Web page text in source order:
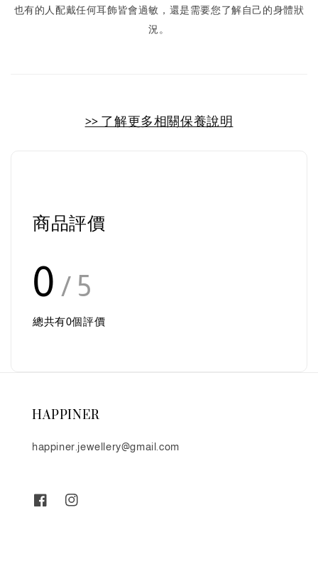
也有的人配戴任何耳飾皆會過敏，還是需要您了解自己的身體狀
況。
>> 了解更多相關保養說明
商品評價
0 / 5
總共有0個評價
HAPPINER
happiner.jewellery@gmail.com